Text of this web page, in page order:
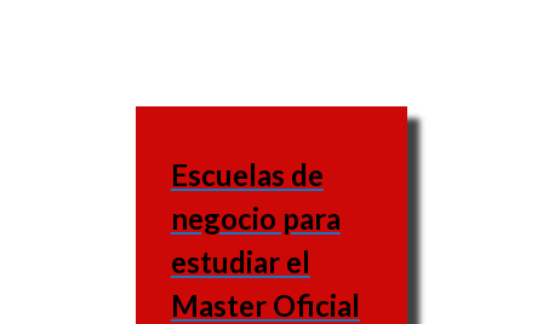
Escuelas de
negocio para
estudiar el
Master Oficial